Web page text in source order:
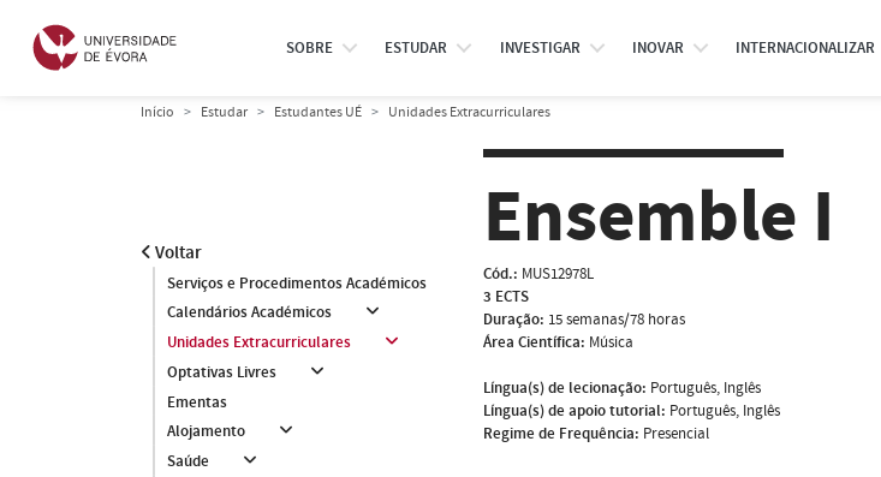
SOBRE ESTUDAR INVESTIGAR INOVAR INTERNACIONALIZAR
Início Estudar Estudantes UÉ Unidades Extracurriculares
Voltar
Serviços e Procedimentos Académicos
Calendários Académicos
Unidades Extracurriculares
Optativas Livres
Ementas
Alojamento
Saúde
Ensemble I
Cód.: MUS12978L
3 ECTS
Duração: 15 semanas/78 horas
Área Científica: Música
Língua(s) de lecionação: Português, Inglês
Língua(s) de apoio tutorial: Português, Inglês
Regime de Frequência: Presencial